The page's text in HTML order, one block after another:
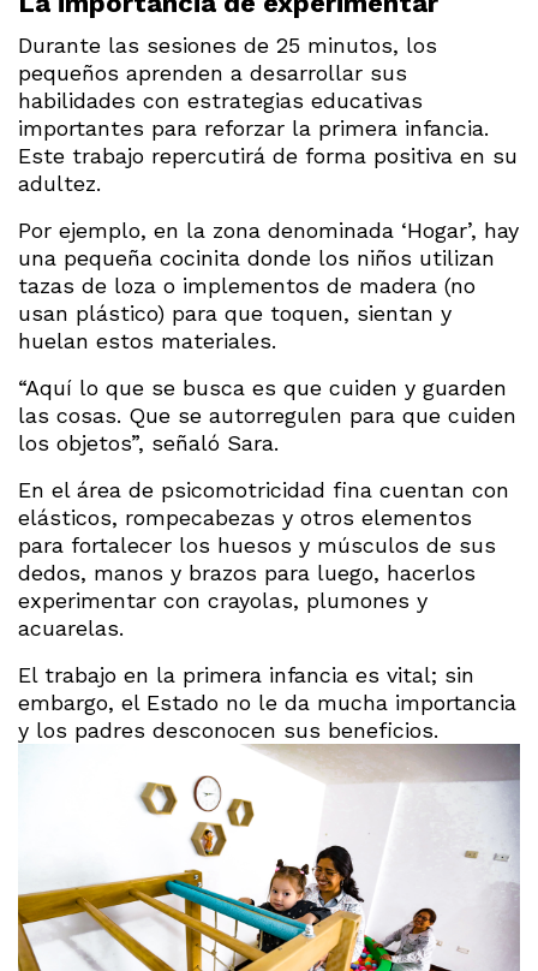
Durante las sesiones de 25 minutos, los
pequeños aprenden a desarrollar sus
habilidades con estrategias educativas
importantes para reforzar la primera infancia.
Este trabajo repercutirá de forma positiva en su
adultez.
Por ejemplo, en la zona denominada ‘Hogar’, hay
una pequeña cocinita donde los niños utilizan
tazas de loza o implementos de madera (no
usan plástico) para que toquen, sientan y
huelan estos materiales.
“Aquí lo que se busca es que cuiden y guarden
las cosas. Que se autorregulen para que cuiden
los objetos”, señaló Sara.
En el área de psicomotricidad fina cuentan con
elásticos, rompecabezas y otros elementos
para fortalecer los huesos y músculos de sus
dedos, manos y brazos para luego, hacerlos
experimentar con crayolas, plumones y
acuarelas.
El trabajo en la primera infancia es vital; sin
embargo, el Estado no le da mucha importancia
y los padres desconocen sus beneficios.